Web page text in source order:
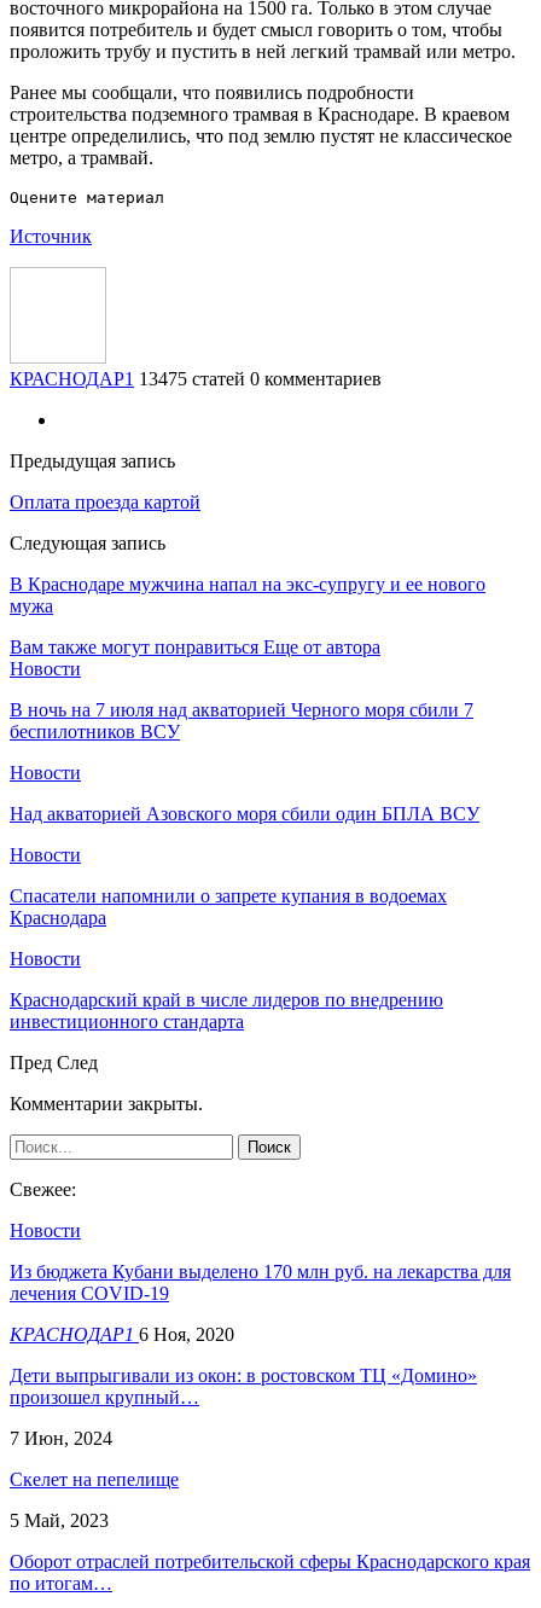
восточного микрорайона на 1500 га. Только в этом случае
появится потребитель и будет смысл говорить о том, чтобы
проложить трубу и пустить в ней легкий трамвай или метро.
Ранее мы сообщали, что появились подробности
строительства подземного трамвая в Краснодаре. В краевом
центре определились, что под землю пустят не классическое
метро, а трамвай.
Источник
КРАСНОДАР1 13475 статей 0 комментариев
Предыдущая запись
Оплата проезда картой
Следующая запись
В Краснодаре мужчина напал на экс-супругу и ее нового
мужа
Вам также могут понравиться Еще от автора
Новости
В ночь на 7 июля над акваторией Черного моря сбили 7
беспилотников ВСУ
Новости
Над акваторией Азовского моря сбили один БПЛА ВСУ
Новости
Спасатели напомнили о запрете купания в водоемах
Краснодара
Новости
Краснодарский край в числе лидеров по внедрению
инвестиционного стандарта
Пред След
Комментарии закрыты.
Свежее:
Новости
Из бюджета Кубани выделено 170 млн руб. на лекарства для
лечения COVID-19
КРАСНОДАР1 6 Ноя, 2020
Дети выпрыгивали из окон: в ростовском ТЦ «Домино»
произошел крупный…
7 Июн, 2024
Скелет на пепелище
5 Май, 2023
Оборот отраслей потребительской сферы Краснодарского края
по итогам…